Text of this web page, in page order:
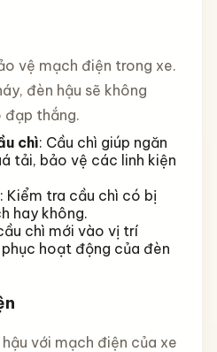
vệ mạch điện trong xe.
đèn hậu sẽ không
đạp thắng.
chì: Cầu chì giúp ngăn
tải, bảo vệ các linh kiện
: Kiểm tra cầu chì có bị
hay không.
chì mới vào vị trí
hoạt động của đèn
với mạch điện của xe